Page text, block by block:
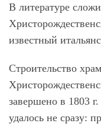
В литературе
известный
Строительство
завершено в 1803
удалось не сразу: